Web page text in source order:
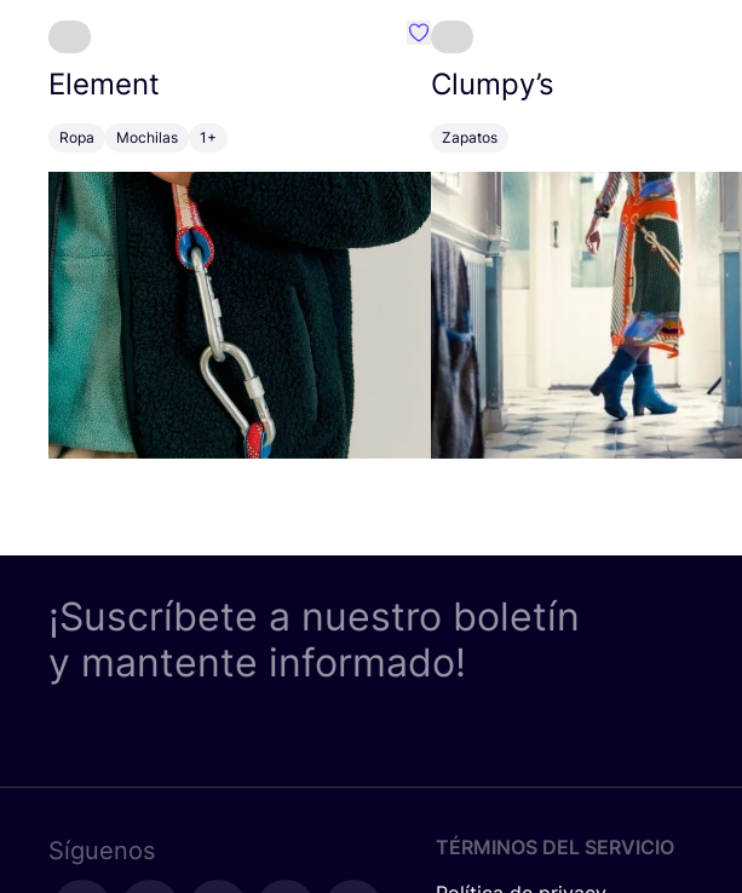
Element
Ropa Mochilas 1+
Favoritos {nombre}
Clumpy’s
Zapatos
¡Suscríbete a nuestro boletín
y mantente informado!
Síguenos
TÉRMINOS DEL SERVICIO